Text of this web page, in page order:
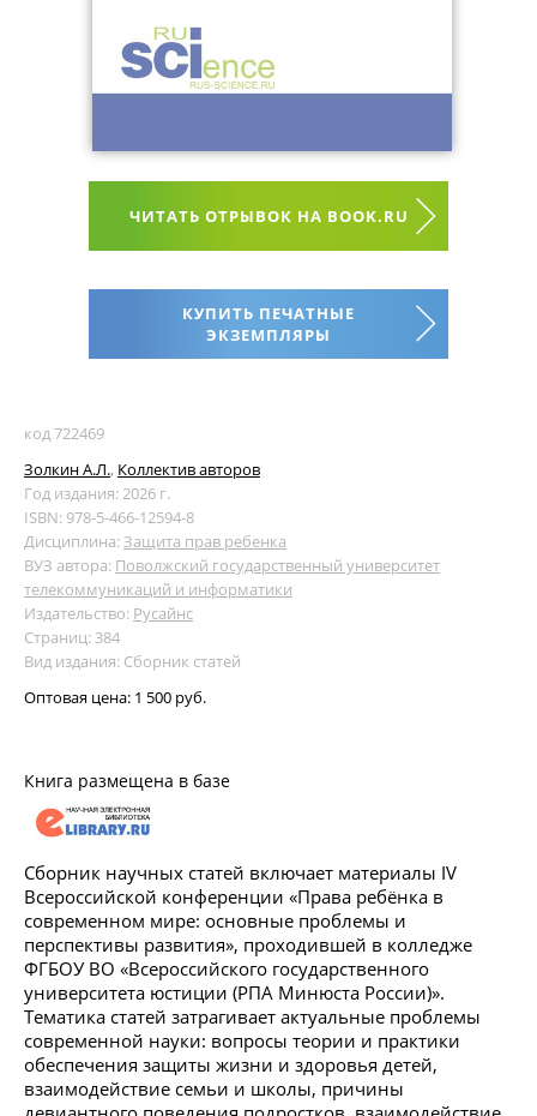
ЧИТАТЬ ОТРЫВОК НА BOOK.RU
КУПИТЬ ПЕЧАТНЫЕ
ЭКЗЕМПЛЯРЫ
код 722469
Золкин А.Л., Коллектив авторов
Год издания: 2026 г.
ISBN: 978-5-466-12594-8
Дисциплина: Защита прав ребенка
ВУЗ автора: Поволжский государственный университет
телекоммуникаций и информатики
Издательство: Русайнс
Страниц: 384
Вид издания: Сборник статей
Оптовая цена: 1 500 руб.
Книга размещена в базе
Сборник научных статей включает материалы IV
Всероссийской конференции «Права ребёнка в
современном мире: основные проблемы и
перспективы развития», проходившей в колледже
ФГБОУ ВО «Всероссийского государственного
университета юстиции (РПА Минюста России)».
Тематика статей затрагивает актуальные проблемы
современной науки: вопросы теории и практики
обеспечения защиты жизни и здоровья детей,
взаимодействие семьи и школы, причины